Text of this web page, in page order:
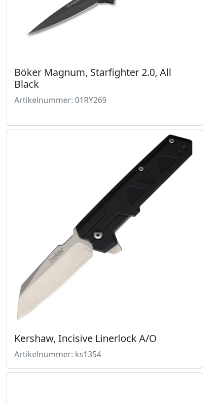
Böker Magnum, Starfighter 2.0, All
Black
Artikelnummer: 01RY269
Kershaw, Incisive Linerlock A/O
Artikelnummer: ks1354